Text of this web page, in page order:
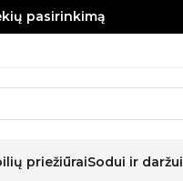
pasirinkimą
priežiūraiSodui ir daržui